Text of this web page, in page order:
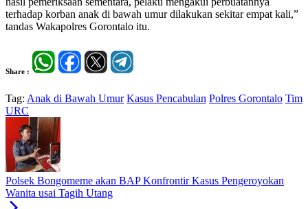
terhadap korban anak di bawah umur dilakukan sekitar empat kali,”
tandas Wakapolres Gorontalo itu.
Share :
Tag: Anak di Bawah Umur Kasus Pencabulan Polres Gorontalo Tim
URC
Polsek Bongomeme akan BAP Konfrontir Kasus Pengeroyokan
Wanita usai Tagih Utang